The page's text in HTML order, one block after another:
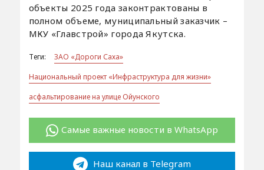
объекты 2025 года законтрактованы в
полном объеме, муниципальный заказчик –
МКУ «Главстрой» города Якутска.
Теги:
ЗАО «Дороги Саха»
Национальный проект «Инфраструктура для жизни»
асфальтирование на улице Ойунского
Самые важные новости в WhatsApp
Наш канал в Telegram